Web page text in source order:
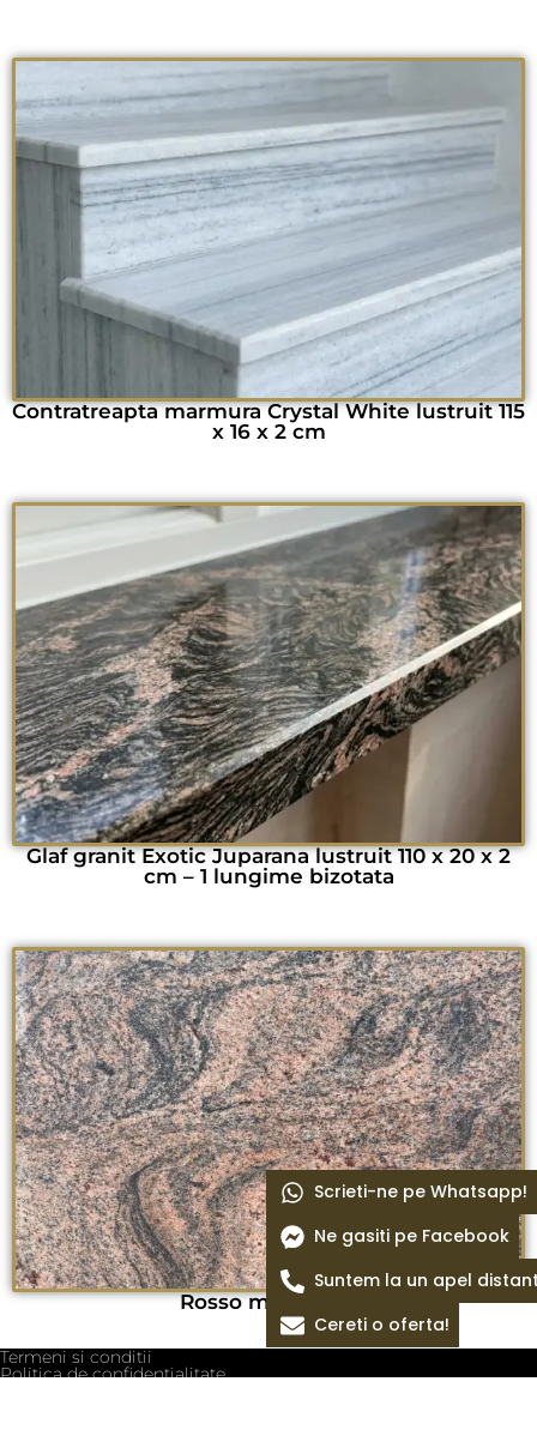
Contratreapta marmura Crystal White lustruit 115
x 16 x 2 cm
Glaf granit Exotic Juparana lustruit 110 x 20 x 2
cm – 1 lungime bizotata
Rosso multicolor
Termeni si conditii
Politica de confidentialitate
Scrieti-ne pe Whatsapp!
Ne gasiti pe Facebook
Suntem la un apel
Cereti o oferta!